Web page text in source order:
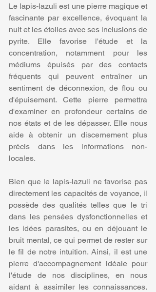
Le lapis-lazuli est une pierre magique et
fascinante par excellence, évoquant la
nuit et les étoiles avec ses inclusions de
pyrite. Elle favorise l'étude et la
concentration, notamment pour les
médiums épuisés par des contacts
fréquents qui peuvent entraîner un
sentiment de déconnexion, de flou ou
d'épuisement. Cette pierre permettra
d'examiner en profondeur certains de
nos états et de les dépasser. Elle nous
aide à obtenir un discernement plus
précis dans les informations non-
locales.
Bien que le lapis-lazuli ne favorise pas
directement les capacités de voyance, il
possède des qualités telles que le tri
dans les pensées dysfonctionnelles et
les idées parasites, ou en déjouant le
bruit mental, ce qui permet de rester sur
le fil de notre intuition. Ainsi, il est une
pierre d'accompagnement idéale pour
l'étude de nos disciplines, en nous
aidant à assimiler les connaissances.